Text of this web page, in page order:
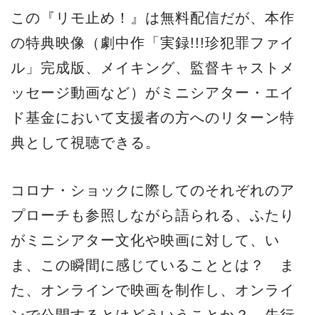
この『リモ止め！』は無料配信だが、本作
の特典映像（劇中作「実録!!!珍犯罪ファイ
ル」完成版、メイキング、監督キャストメ
ッセージ動画など）がミニシアター・エイ
ド基金において支援者の方へのリターン特
典として視聴できる。
コロナ・ショックに際してのそれぞれのア
プローチも参照しながら語られる、ふたり
がミニシアター文化や映画に対して、い
ま、この瞬間に感じていることとは？ ま
た、オンラインで映画を制作し、オンライ